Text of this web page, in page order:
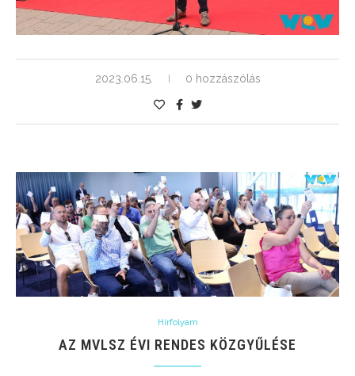
2023.06.15. 0 hozzászólás
Hírfolyam
AZ MVLSZ ÉVI RENDES KÖZGYŰLÉSE